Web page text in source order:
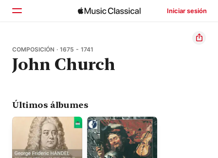
Iniciar sesión
Inicio
Explorar
COMPOSICIÓN · 1675 - 1741
John Church
Últimos álbumes